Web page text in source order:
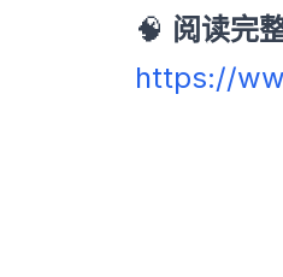
🧠 阅读完
https://